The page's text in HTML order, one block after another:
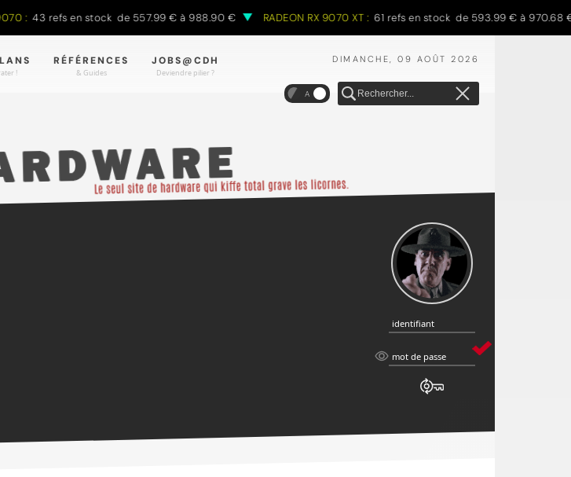
refs en stock de 557.99 € à 988.90 € RADEON RX 9070 XT : 61 refs en stock de 593.99 € à 970.68 €
DIMANCHE, 09 AOÛT 2026
!
RÉFÉRENCES
& Guides
JOBS@CDH
Deviendre pilier ?
A
identifiant
identifiant
mot
mot de passe